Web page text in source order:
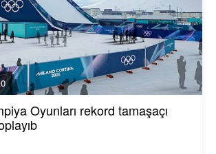
Oyunları rekord tamaşaçı